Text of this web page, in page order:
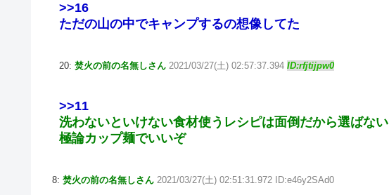
>>16
ただの山の中でキャンプするの想像してた
20: 焚火の前の名無しさん 2021/03/27(土) 02:57:37.394 ID:rfjtijpw0
>>11
洗わないといけない食材使うレシピは面倒だから選ばない
極論カップ麺でいいぞ
8: 焚火の前の名無しさん 2021/03/27(土) 02:51:31.972 ID:e46y2SAd0